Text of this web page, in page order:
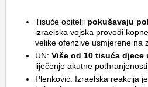
Tisuće obitelji pokušavaju
izraelska vojska provodi
velike ofenzive usmjerene na
UN: Više od 10 tisuća djece
liječenje akutne
Plenković: Izraelska reakcija